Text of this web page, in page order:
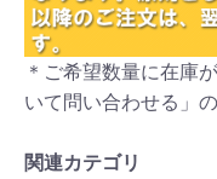
＊ご希望数量に在庫
いて問い合わせる」
関連カテゴリ